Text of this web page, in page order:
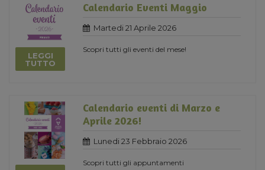
LEGGI
TUTTO
Calendario Eventi Maggio
Martedi 21 Aprile 2026
Scopri tutti gli eventi del mese!
Calendario eventi di Marzo e
Aprile 2026!
Lunedi 23 Febbraio 2026
Scopri tutti gli appuntamenti